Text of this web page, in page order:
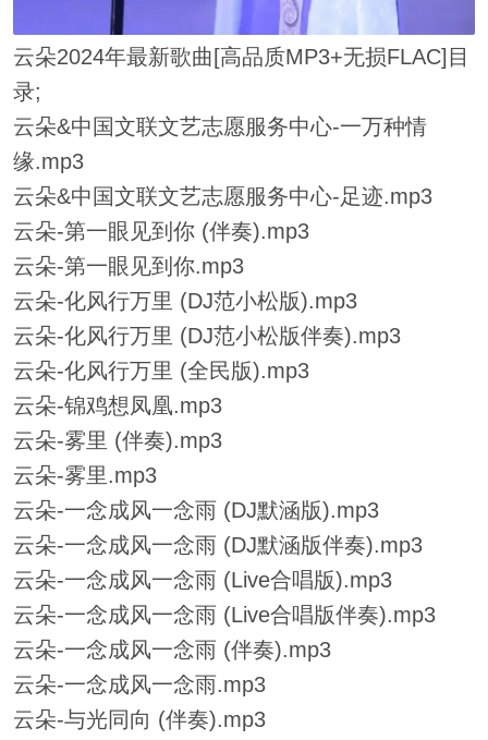
云朵2024年最新歌曲[高品质MP3+无损FLAC]目
录;
云朵&中国文联文艺志愿服务中心-一万种情
缘.mp3
云朵&中国文联文艺志愿服务中心-足迹.mp3
云朵-第一眼见到你 (伴奏).mp3
云朵-第一眼见到你.mp3
云朵-化风行万里 (DJ范小松版).mp3
云朵-化风行万里 (DJ范小松版伴奏).mp3
云朵-化风行万里 (全民版).mp3
云朵-锦鸡想凤凰.mp3
云朵-雾里 (伴奏).mp3
云朵-雾里.mp3
云朵-一念成风一念雨 (DJ默涵版).mp3
云朵-一念成风一念雨 (DJ默涵版伴奏).mp3
云朵-一念成风一念雨 (Live合唱版).mp3
云朵-一念成风一念雨 (Live合唱版伴奏).mp3
云朵-一念成风一念雨 (伴奏).mp3
云朵-一念成风一念雨.mp3
云朵-与光同向 (伴奏).mp3